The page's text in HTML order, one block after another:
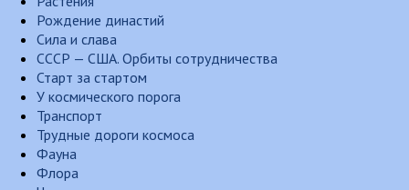
Рождение династий
Сила и слава
СССР — США. Орбиты сотрудничества
Старт за стартом
У космического порога
Транспорт
Трудные дороги космоса
Фауна
Флора